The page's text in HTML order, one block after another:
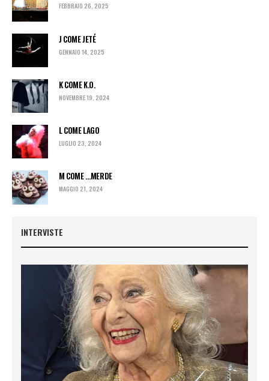
FEBBRAIO 26, 2025
J COME JETÉ
GENNAIO 14, 2025
K COME K.O.
NOVEMBRE 19, 2024
L COME LAGO
LUGLIO 23, 2024
M COME …MERDE
MAGGIO 21, 2024
INTERVISTE